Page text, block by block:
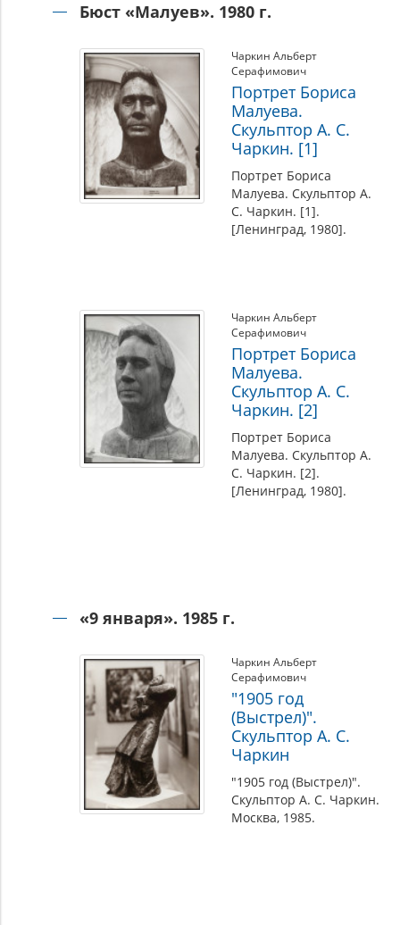
Бюст «Малуев». 1980 г.
Чаркин Альберт
Серафимович
Портрет Бориса
Малуева.
Скульптор А. С.
Чаркин. [1]
Портрет Бориса
Малуева. Скульптор А.
С. Чаркин. [1].
[Ленинград, 1980].
Чаркин Альберт
Серафимович
Портрет Бориса
Малуева.
Скульптор А. С.
Чаркин. [2]
Портрет Бориса
Малуева. Скульптор А.
С. Чаркин. [2].
[Ленинград, 1980].
«9 января». 1985 г.
Чаркин Альберт
Серафимович
"1905 год
(Выстрел)".
Скульптор А. С.
Чаркин
"1905 год (Выстрел)".
Скульптор А. С. Чаркин.
Москва, 1985.